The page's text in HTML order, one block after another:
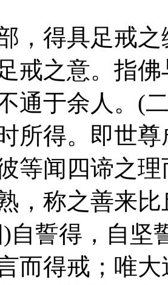
，得具足戒
戒之意。指
通于余人。(
所得。即世
等闻四谛之
，称之善来
自誓得，自坚
而得戒；唯